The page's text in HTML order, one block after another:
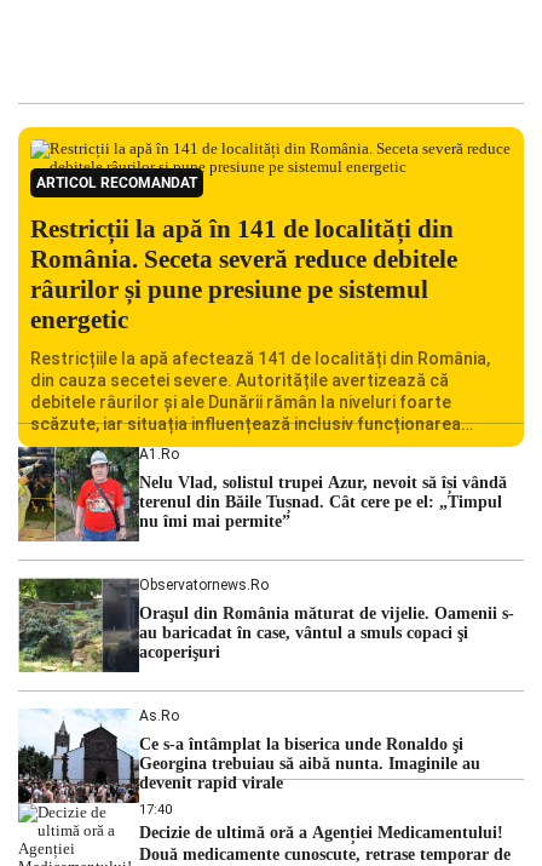
ARTICOL RECOMANDAT
Restricții la apă în 141 de localități din
România. Seceta severă reduce debitele
râurilor și pune presiune pe sistemul
energetic
Restricțiile la apă afectează 141 de localități din România,
din cauza secetei severe. Autoritățile avertizează că
debitele râurilor și ale Dunării rămân la niveluri foarte
scăzute, iar situația influențează inclusiv funcționarea
Centralei Nucleare de la Cernavodă. România se confruntă
cu una dintre cele mai dificile perioade din punct de vedere
hidrologic din ultimii ani. Lipsa […]
A1.ro
Nelu Vlad, solistul trupei Azur, nevoit să își vândă
terenul din Băile Tușnad. Cât cere pe el: „Timpul
nu îmi mai permite”
Observatornews.ro
Oraşul din România măturat de vijelie. Oamenii s-
au baricadat în case, vântul a smuls copaci şi
acoperişuri
As.ro
Ce s-a întâmplat la biserica unde Ronaldo şi
Georgina trebuiau să aibă nunta. Imaginile au
devenit rapid virale
17:40
Decizie de ultimă oră a Agenției Medicamentului!
Două medicamente cunoscute, retrase temporar de